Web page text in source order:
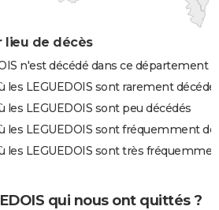
lieu de décès
n'est décédé dans ce département
les LEGUEDOIS sont rarement
LEGUEDOIS sont peu décédés
les LEGUEDOIS sont fréquemment
les LEGUEDOIS sont très
qui nous ont quittés ?